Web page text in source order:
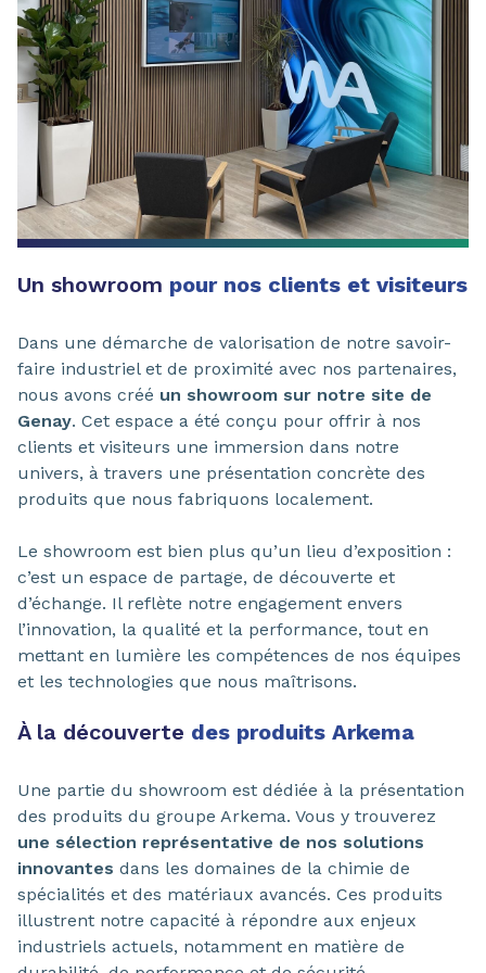
Un showroom pour nos clients et visiteurs
Dans une démarche de valorisation de notre savoir-
faire industriel et de proximité avec nos partenaires,
nous avons créé un showroom sur notre site de
Genay. Cet espace a été conçu pour offrir à nos
clients et visiteurs une immersion dans notre
univers, à travers une présentation concrète des
produits que nous fabriquons localement.
Le showroom est bien plus qu’un lieu d’exposition :
c’est un espace de partage, de découverte et
d’échange. Il reflète notre engagement envers
l’innovation, la qualité et la performance, tout en
mettant en lumière les compétences de nos équipes
et les technologies que nous maîtrisons.
À la découverte des produits Arkema
Une partie du showroom est dédiée à la présentation
des produits du groupe Arkema. Vous y trouverez
une sélection représentative de nos solutions
innovantes dans les domaines de la chimie de
spécialités et des matériaux avancés. Ces produits
illustrent notre capacité à répondre aux enjeux
industriels actuels, notamment en matière de